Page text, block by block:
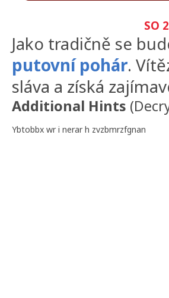
SO
Jako tradičně se
putovní pohár.
sláva a získá
Additional Hints (
Ybtobbx wr i nerar h zvzbmrzfgnan